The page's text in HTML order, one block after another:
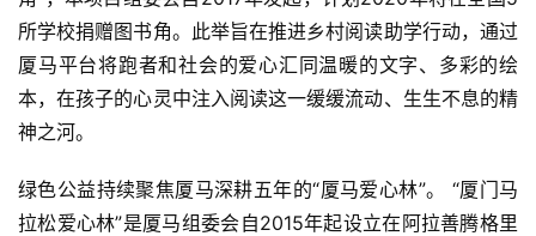
所学校捐赠图书角。此举旨在推进乡村阅读助学行动，通过
厦马平台将跑者和社会的爱心汇同温暖的文字、多彩的绘
本，在孩子的心灵中注入阅读这一缓缓流动、生生不息的精
神之河。
绿色公益持续聚焦厦马深耕五年的“厦马爱心林”。 “厦门马
拉松爱心林”是厦马组委会自2015年起设立在阿拉善腾格里